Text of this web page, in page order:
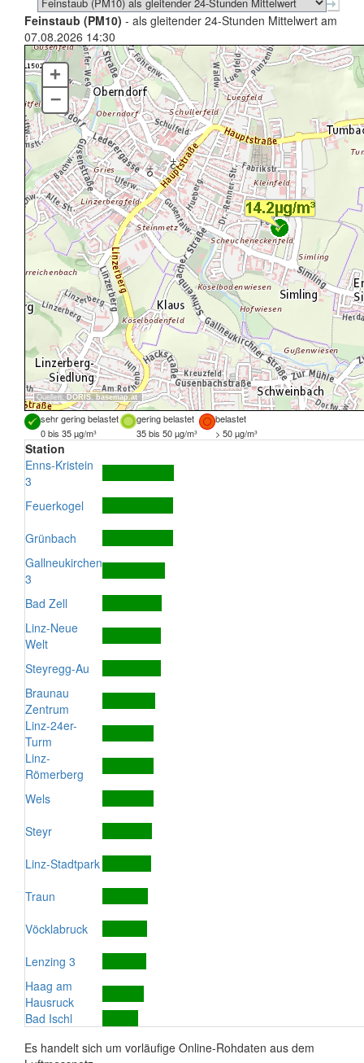
Feinstaub (PM10) - als gleitender 24-Stunden Mittelwert am
07.08.2026 14:30
Quellen: DORIS, basemap.at
+
–
sehr gering belastet gering belastet
belastet
0 bis 35 µg/m³
35 bis 50 µg/m³ > 50 µg/m³
Station
Enns-Kristein
3
Feuerkogel
Grünbach
Gallneukirchen
3
Bad Zell
Linz-Neue
Welt
Steyregg-Au
Braunau
Zentrum
Linz-24er-
Turm
Linz-
Römerberg
Wels
Steyr
Linz-Stadtpark
Traun
Vöcklabruck
Lenzing 3
Haag am
Hausruck
Bad Ischl
Es handelt sich um vorläufige Online-Rohdaten aus dem